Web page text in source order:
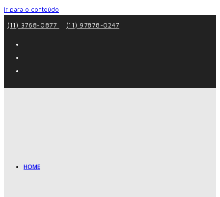
Ir para o conteúdo
(11) 3768-0877
(11) 97878-0247
HOME